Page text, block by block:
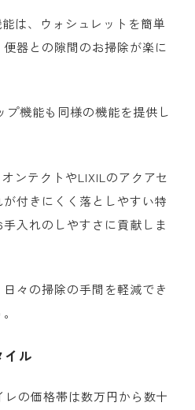
は、ウォシュレットを簡単
器との隙間のお掃除が楽に
プ機能も同様の機能を提供し
ンテクトやLIXILのアクアセ
付きにくく落としやすい特
入れのしやすさに貢献しま
々の掃除の手間を軽減でき
ル
の価格帯は数万円から数十